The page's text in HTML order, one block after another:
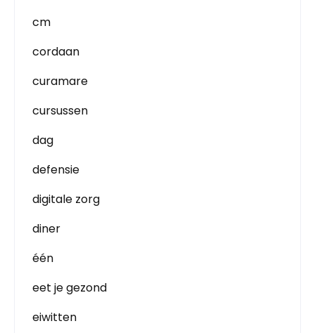
cm
cordaan
curamare
cursussen
dag
defensie
digitale zorg
diner
één
eet je gezond
eiwitten